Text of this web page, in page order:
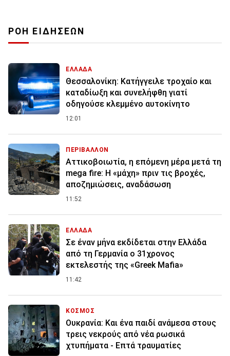
ΡΟΗ ΕΙΔΗΣΕΩΝ
ΕΛΛΑΔΑ
Θεσσαλονίκη: Κατήγγειλε τροχαίο και
καταδίωξη και συνελήφθη γιατί
οδηγούσε κλεμμένο αυτοκίνητο
12:01
ΠΕΡΙΒΑΛΛΟΝ
Αττικοβοιωτία, η επόμενη μέρα μετά τη
mega fire: Η «μάχη» πριν τις βροχές,
αποζημιώσεις, αναδάσωση
11:52
ΕΛΛΑΔΑ
Σε έναν μήνα εκδίδεται στην Ελλάδα
από τη Γερμανία ο 31χρονος
εκτελεστής της «Greek Mafia»
11:42
ΚΟΣΜΟΣ
Ουκρανία: Και ένα παιδί ανάμεσα στους
τρεις νεκρούς από νέα ρωσικά
χτυπήματα - Επτά τραυματίες